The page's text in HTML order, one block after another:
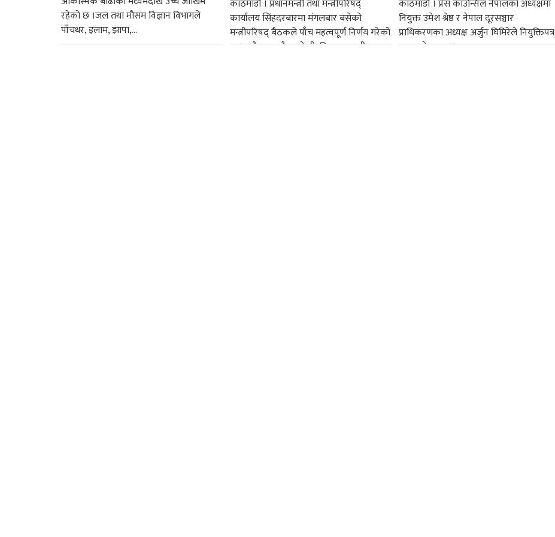
रहेको छ ।जल तथा मौसम विज्ञान विभागले
पाँचथर, इलाम, झापा,...
काठमाडौँ । प्रधानमन्त्री तथा मन्त्रीपरिषद्
कार्यालय सिंहदरबारमा मंगलबार बसेको
मन्त्रीपरिषद् बैठकले पाँच महत्वपूर्ण निर्णय गरेको
छ । यसैक्रममा बैडकले बीउबिजनसम्बन्धी...
काठमाडौँ । प्रेस काउन्सिल नेपालको अध्यक्षमा
नियुक्त उमेश श्रेष्ठ र नेपाल दूरसञ्चार
प्राधिकरणका अध्यक्ष अर्जुन घिमिरेले नियुक्तिपत्र
ग्रहण गरेका छन्।...